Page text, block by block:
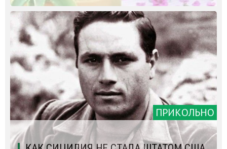
ПРИКОЛЬНО